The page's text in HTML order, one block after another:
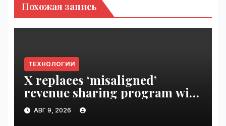
Похожая запись
ТЕХНОЛОГИИ
X replaces ‘misaligned’
revenue sharing program with
Original Content Rewards |
VseTime.ru
АВГ 9, 2026